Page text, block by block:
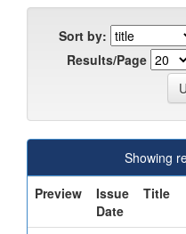
Sort by:
Results/Page
Showing
Preview
Issue
Date
Title